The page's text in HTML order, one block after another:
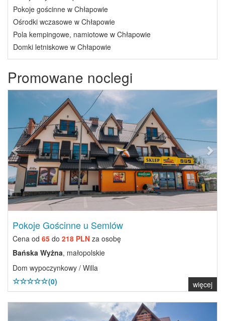
Pokoje gościnne w Chłapowie
Ośrodki wczasowe w Chłapowie
Pola kempingowe, namiotowe w Chłapowie
Domki letniskowe w Chłapowie
Promowane noclegi
Previous Next
Pokoje Gościnne u Semlów
Cena od 65 do 218 PLN za osobę
Bańska Wyżna, małopolskie
Dom wypoczynkowy / Willa
(0)
więcej